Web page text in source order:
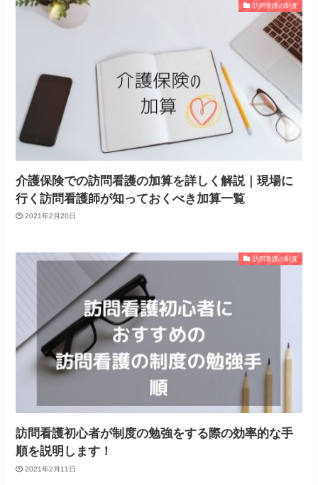
訪問看護の制度
介護保険での訪問看護の加算を詳しく解説｜現場に
行く訪問看護師が知っておくべき加算一覧
2021年2月20日
訪問看護の制度
訪問看護初心者が制度の勉強をする際の効率的な手
順を説明します！
2021年2月11日